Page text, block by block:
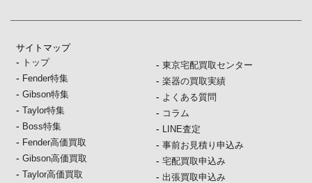
サイトマップ
- トップ
- Fender特集
-Gibson特集
-Taylor特集
- Boss特集
- Fender高価買取
-Gibson高価買取
-Taylor高価買取
- 東京宅配買取センター
- 楽器の買取実績
- よくある質問
- コラム
- LINE査定
- 事前お見積り申込み
- 宅配買取申込み
- 出張買取申込み